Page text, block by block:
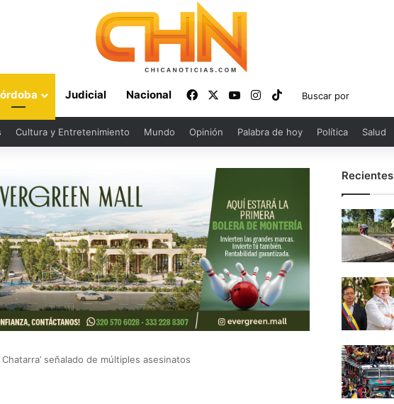
Judicial Nacional FacebookYouTubeInstagram
TikTok
Cultura y Entretenimiento Mundo Opinión Palabra de hoy Política Salud
señalado de múltiples asesinatos
Recientes